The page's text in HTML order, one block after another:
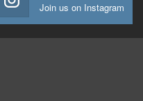
Join us on Instagram